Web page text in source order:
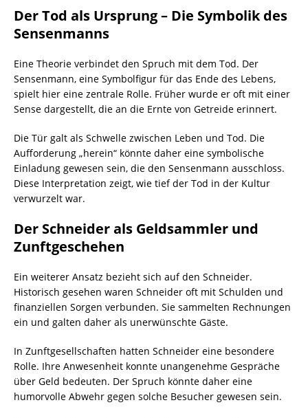
Der Tod als Ursprung – Die Symbolik des
Sensenmanns
Eine Theorie verbindet den Spruch mit dem Tod. Der
Sensenmann, eine Symbolfigur für das Ende des Lebens,
spielt hier eine zentrale Rolle. Früher wurde er oft mit einer
Sense dargestellt, die an die Ernte von Getreide erinnert.
Die Tür galt als Schwelle zwischen Leben und Tod. Die
Aufforderung „herein“ könnte daher eine symbolische
Einladung gewesen sein, die den Sensenmann ausschloss.
Diese Interpretation zeigt, wie tief der Tod in der Kultur
verwurzelt war.
Der Schneider als Geldsammler und
Zunftgeschehen
Ein weiterer Ansatz bezieht sich auf den Schneider.
Historisch gesehen waren Schneider oft mit Schulden und
finanziellen Sorgen verbunden. Sie sammelten Rechnungen
ein und galten daher als unerwünschte Gäste.
In Zunftgesellschaften hatten Schneider eine besondere
Rolle. Ihre Anwesenheit konnte unangenehme Gespräche
über Geld bedeuten. Der Spruch könnte daher eine
humorvolle Abwehr gegen solche Besucher gewesen sein.